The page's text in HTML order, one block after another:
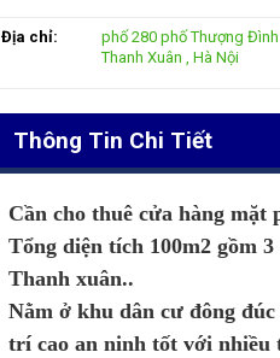
Địa chỉ:
phố 280 phố Thượng
Thanh Xuân , Hà Nội
Thông Tin Chi Tiết
Cần cho thuê cửa hàng
Tổng diện tích 100m2 gồm
Thanh xuân..
Nằm ở khu dân cư đông
trí cao an ninh tốt với nhiều